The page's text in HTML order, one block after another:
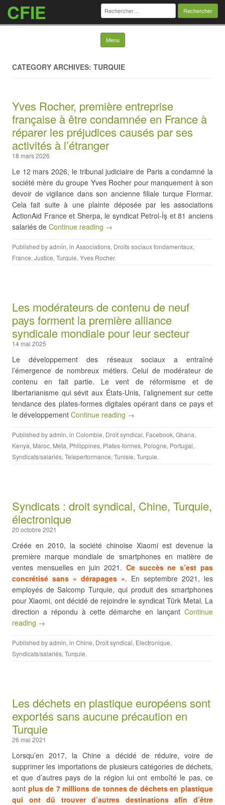
CFIE Rechercher :
Menu Skip to content
CATEGORY ARCHIVES: TURQUIE
Yves Rocher, première entreprise
française à être condamnée en France à
réparer les préjudices causés par ses
activités à l’étranger
18 mars 2026
Le 12 mars 2026, le tribunal judiciaire de Paris a condamné la
société mère du groupe Yves Rocher pour manquement à son
devoir de vigilance dans son ancienne filiale turque Flormar.
Cela fait suite à une plainte déposée par les associations
ActionAid France et Sherpa, le syndicat Petrol-İş et 81 anciens
salariés de Continue reading →
Published byadmin, in Associations, Droits sociaux fondamentaux,
France, Justice, Turquie, Yves Rocher.
Les modérateurs de contenu de neuf
pays forment la première alliance
syndicale mondiale pour leur secteur
14 mai 2025
Le développement des réseaux sociaux a entraîné
l’émergence de nombreux métiers. Celui de modérateur de
contenu en fait partie. Le vent de réformisme et de
libertarianisme qui sévit aux États-Unis, l’alignement sur cette
tendance des plates-formes digitales opérant dans ce pays et
le développement Continue reading →
Published byadmin, in Colombie, Droit syndical, Facebook, Ghana,
Kenya, Maroc, Meta, Philippines, Plates-formes, Pologne, Portugal,
Syndicats/salariés, Teleperformance, Tunisie, Turquie.
Syndicats : droit syndical, Chine, Turquie,
électronique
20 octobre 2021
Créée en 2010, la société chinoise Xiaomi est devenue la
première marque mondiale de smartphones en matière de
ventes mensuelles en juin 2021. Ce succès ne s’est pas
concrétisé sans « dérapages ». En septembre 2021, les
employés de Salcomp Turquie, qui produit des smartphones
pour Xiaomi, ont décidé de rejoindre le syndicat Türk Metal. La
direction a répondu à cette démarche en lançant Continue
reading →
Published byadmin, in Chine, Droit syndical, Electronique,
Syndicats/salariés, Turquie.
Les déchets en plastique européens sont
exportés sans aucune précaution en
Turquie
26 mai 2021
Lorsqu’en 2017, la Chine a décidé de réduire, voire de
supprimer les importations de plusieurs catégories de déchets,
et que d’autres pays de la région lui ont emboîté le pas, ce
sont plus de 7 millions de tonnes de déchets en plastique
qui ont dû trouver d’autres destinations afin d’être